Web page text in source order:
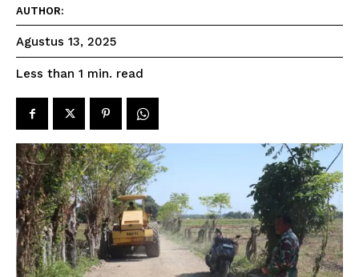
AUTHOR:
Agustus 13, 2025
Less than 1 min. read